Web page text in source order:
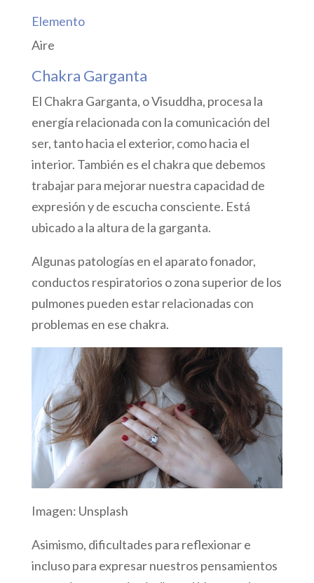
Elemento
Aire
Chakra Garganta
El Chakra Garganta, o Visuddha, procesa la
energía relacionada con la comunicación del
ser, tanto hacia el exterior, como hacia el
interior. También es el chakra que debemos
trabajar para mejorar nuestra capacidad de
expresión y de escucha consciente. Está
ubicado a la altura de la garganta.
Algunas patologías en el aparato fonador,
conductos respiratorios o zona superior de los
pulmones pueden estar relacionadas con
problemas en ese chakra.
Imagen: Unsplash
Asimismo, dificultades para reflexionar e
incluso para expresar nuestros pensamientos